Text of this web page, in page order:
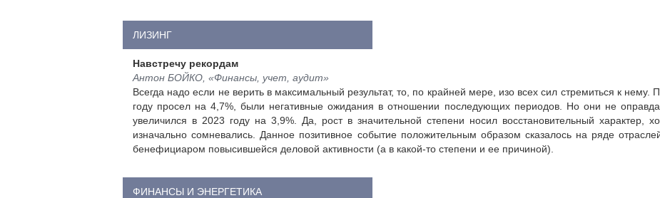
ЛИЗИНГ
Навстречу рекордам
Антон БОЙКО, «Финансы, учет, аудит»
Всегда надо если не верить в максимальный результат, то, по крайней мере, изо всех сил стремиться к нему.
году просел на 4,7%, были негативные ожидания в отношении последующих периодов. Но они не
увеличился в 2023 году на 3,9%. Да, рост в значительной степени носил восстановительный характер,
изначально сомневались. Данное позитивное событие положительным образом сказалось на ряде
бенефициаром повысившейся деловой активности (а в какой-то степени и ее причиной).
ФИНАНСЫ И ЭНЕРГЕТИКА